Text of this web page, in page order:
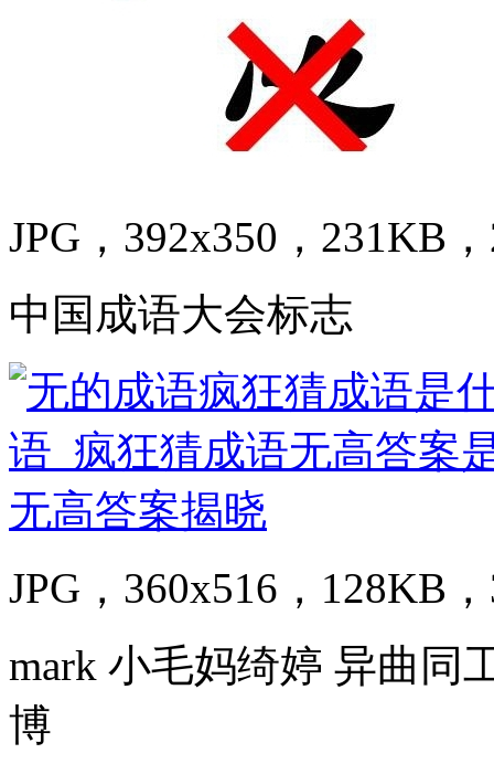
JPG，392x350，231KB
中国成语大会标志
JPG，360x516，128KB
mark 小毛妈绮婷 异曲同
博